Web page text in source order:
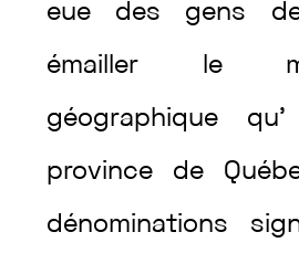
eue des gens
émailler le
géographique
province de
dénominations